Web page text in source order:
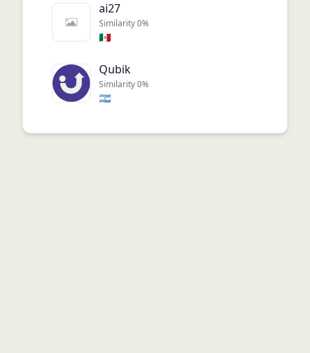
ai27
Similarity0%
🇲🇽
Qubik
Similarity0%
🇦🇷